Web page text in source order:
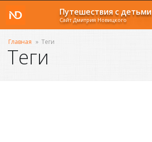
Путешествия с детьми
Сайт Дмитрия Новицкого
Главная » Теги
Теги